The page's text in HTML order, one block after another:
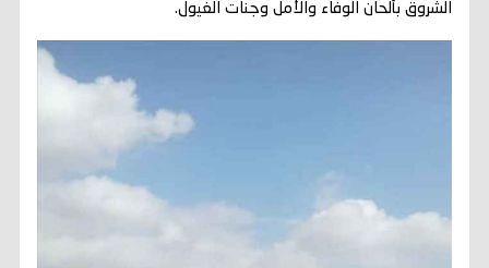
الشروق بألحان الوفاء والأمل وجنات الغيول.